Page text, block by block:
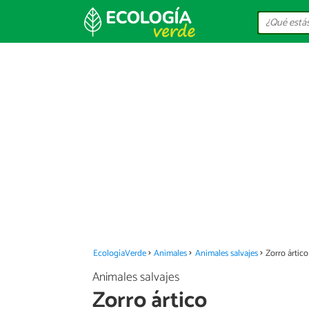
EcologíaVerde Animales Animales salvajes Zorro ártico
Animales salvajes
Zorro ártico